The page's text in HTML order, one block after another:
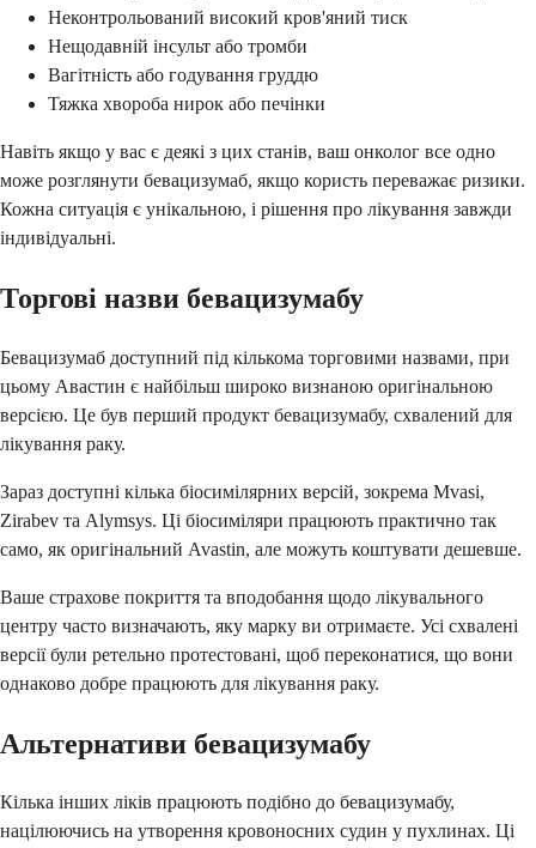
Неконтрольований високий кров'яний тиск
Нещодавній інсульт або тромби
Вагітність або годування груддю
Тяжка хвороба нирок або печінки
Навіть якщо у вас є деякі з цих станів, ваш онколог все одно
може розглянути бевацизумаб, якщо користь переважає ризики.
Кожна ситуація є унікальною, і рішення про лікування завжди
індивідуальні.
Торгові назви бевацизумабу
Бевацизумаб доступний під кількома торговими назвами, при
цьому Авастин є найбільш широко визнаною оригінальною
версією. Це був перший продукт бевацизумабу, схвалений для
лікування раку.
Зараз доступні кілька біосимілярних версій, зокрема Mvasi,
Zirabev та Alymsys. Ці біосиміляри працюють практично так
само, як оригінальний Avastin, але можуть коштувати дешевше.
Ваше страхове покриття та вподобання щодо лікувального
центру часто визначають, яку марку ви отримаєте. Усі схвалені
версії були ретельно протестовані, щоб переконатися, що вони
однаково добре працюють для лікування раку.
Альтернативи бевацизумабу
Кілька інших ліків працюють подібно до бевацизумабу,
націлюючись на утворення кровоносних судин у пухлинах. Ці